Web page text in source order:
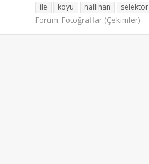
ile
koyu nallihan selektor
Forum: Fotoğraflar (Çekimler)